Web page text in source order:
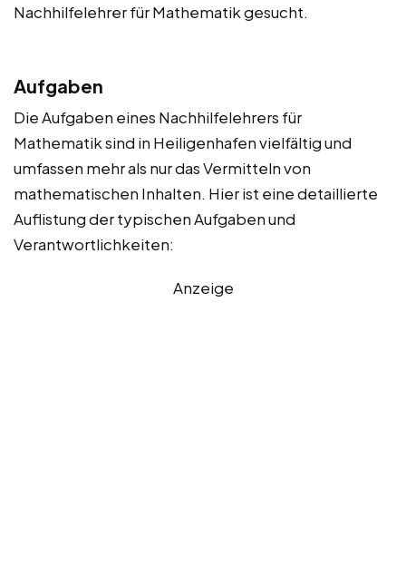
Nachhilfelehrer für Mathematik gesucht.
Aufgaben
Die Aufgaben eines Nachhilfelehrers für
Mathematik sind in Heiligenhafen vielfältig und
umfassen mehr als nur das Vermitteln von
mathematischen Inhalten. Hier ist eine detaillierte
Auflistung der typischen Aufgaben und
Verantwortlichkeiten:
Anzeige